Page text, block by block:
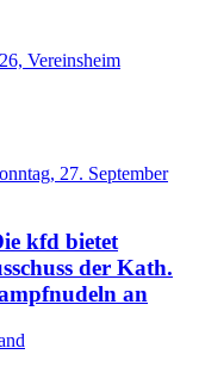
Vereinsheim
27. September
kfd bietet
der Kath.
an